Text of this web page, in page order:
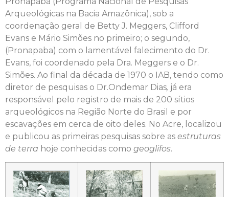
Arqueológicas na Bacia Amazônica), sob a
coordenação geral de Betty J. Meggers, Clifford
Evans e Mário Simões no primeiro; o segundo,
(Pronapaba) com o lamentável falecimento do Dr.
Evans, foi coordenado pela Dra. Meggers e o Dr.
Simões. Ao final da década de 1970 o IAB, tendo como
diretor de pesquisas o Dr.Ondemar Dias, já era
responsável pelo registro de mais de 200 sítios
arqueológicos na Região Norte do Brasil e por
escavações em cerca de oito deles. No Acre, localizou
e publicou as primeiras pesquisas sobre as estruturas
de terra hoje conhecidas como geoglifos.